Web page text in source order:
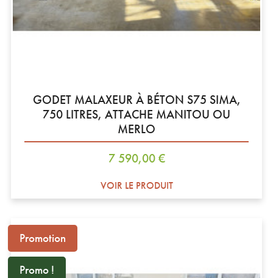
GODET MALAXEUR À BÉTON S75 SIMA,
750 LITRES, ATTACHE MANITOU OU
MERLO
Prix
7 590,00 €
VOIR LE PRODUIT
Promotion
Promo !